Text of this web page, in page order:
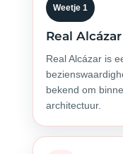
Weetje 1
Real
Real Alcázar is
bekend om
architectuur.